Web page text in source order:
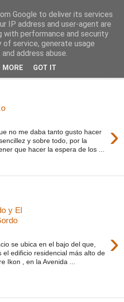
día a día de la Gastronomía
›
no me daba tanto gusto hacer
y sobre todo, por la
que hacer la espera de los ...
y El
›
se ubica en el bajo del que,
el edificio residencial más alto de
Ikon , en la Avenida ...
Google to deliver its services
IP address and user-agent are
with performance and security
service, generate usage
address abuse.
MORE GOT IT